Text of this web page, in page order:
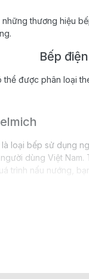
những thương hiệu
Bếp
thể được phân loại
loại bếp sử dụng
dùng Việt
trình nấu nướng,